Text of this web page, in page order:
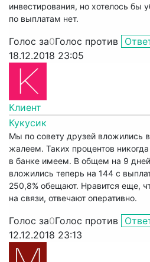
инвестирования, но хотелось бы
по выплатам нет.
Голос за0Голос против
18.12.2018 23:05
Клиент
Кукусик
Мы по совету друзей вложились
жалеем. Таких процентов
в банке имеем. В общем на 9
вложились теперь на 144 с
250,8% обещают. Нравится еще,
на связи, отвечают оперативно.
Голос за0Голос против
12.12.2018 23:13